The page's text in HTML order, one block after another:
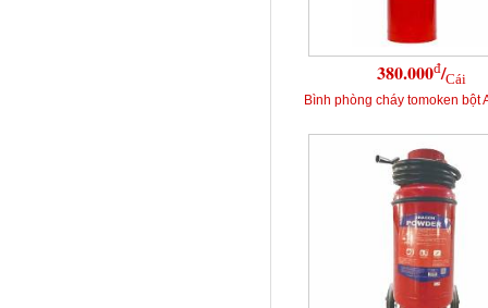
380.000đ/Cái
Bình phòng cháy tomoken bột